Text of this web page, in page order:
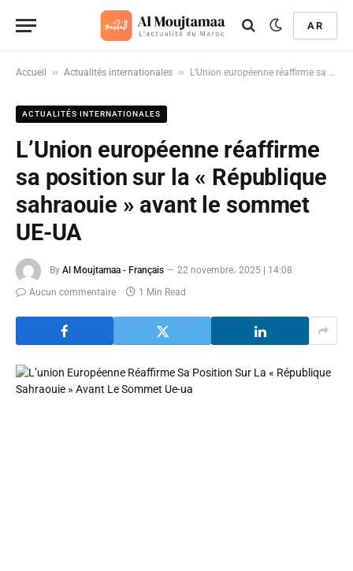
AR
Accueil » Actualités internationales » L’Union européenne réaffirme sa position sur la « République sahraouie » avant le sommet UE-UA
ACTUALITÉS INTERNATIONALES
L’Union européenne réaffirme
sa position sur la « République
sahraouie » avant le sommet
UE-UA
By Al Moujtamaa - Français
22 novembre، 2025 | 14:08
Aucun commentaire
1 Min Read